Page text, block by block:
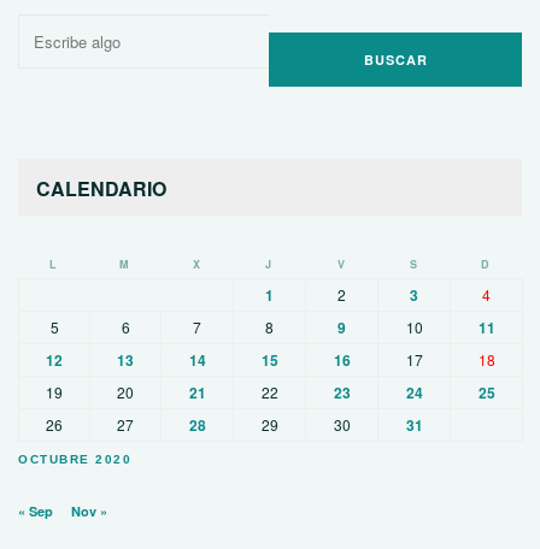
Buscar
CALENDARIO
OCTUBRE 2020
L M X J V S D
1 2 3
4
5
6 7 8 9 10
11
12
13 14 15 16 17
18
19
20 21 22 23 24 25
26 27 28 29 30 31
« Sep Nov »